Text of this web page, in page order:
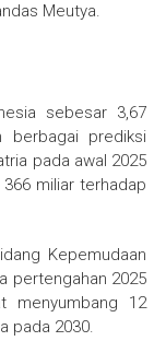
Meutya.
sebesar 3,67
berbagai prediksi
pada awal 2025
miliar terhadap
Kepemudaan
pertengahan 2025
menyumbang 12
pada 2030.